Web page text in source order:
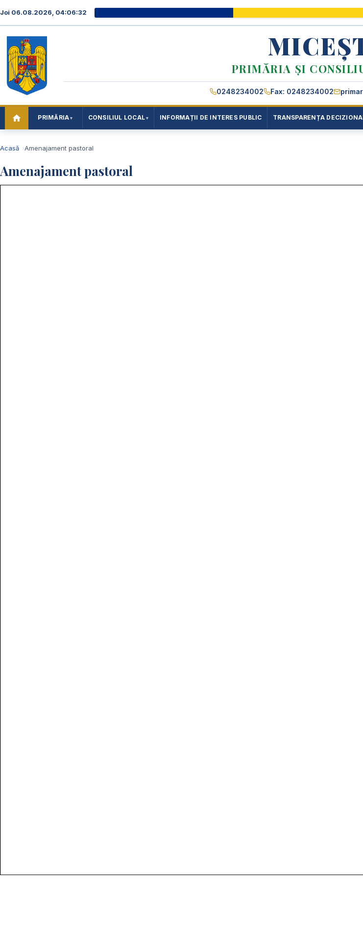
Joi 06.08.2026, 04:06:33
PRIMĂRIA ȘI
0248234002 Fax: 0248234002
PRIMĂRIA CONSILIUL LOCAL INFORMAȚII DE INTERES PUBLIC TRANSPARENȚA
Acasă Amenajament pastoral
Amenajament pastoral